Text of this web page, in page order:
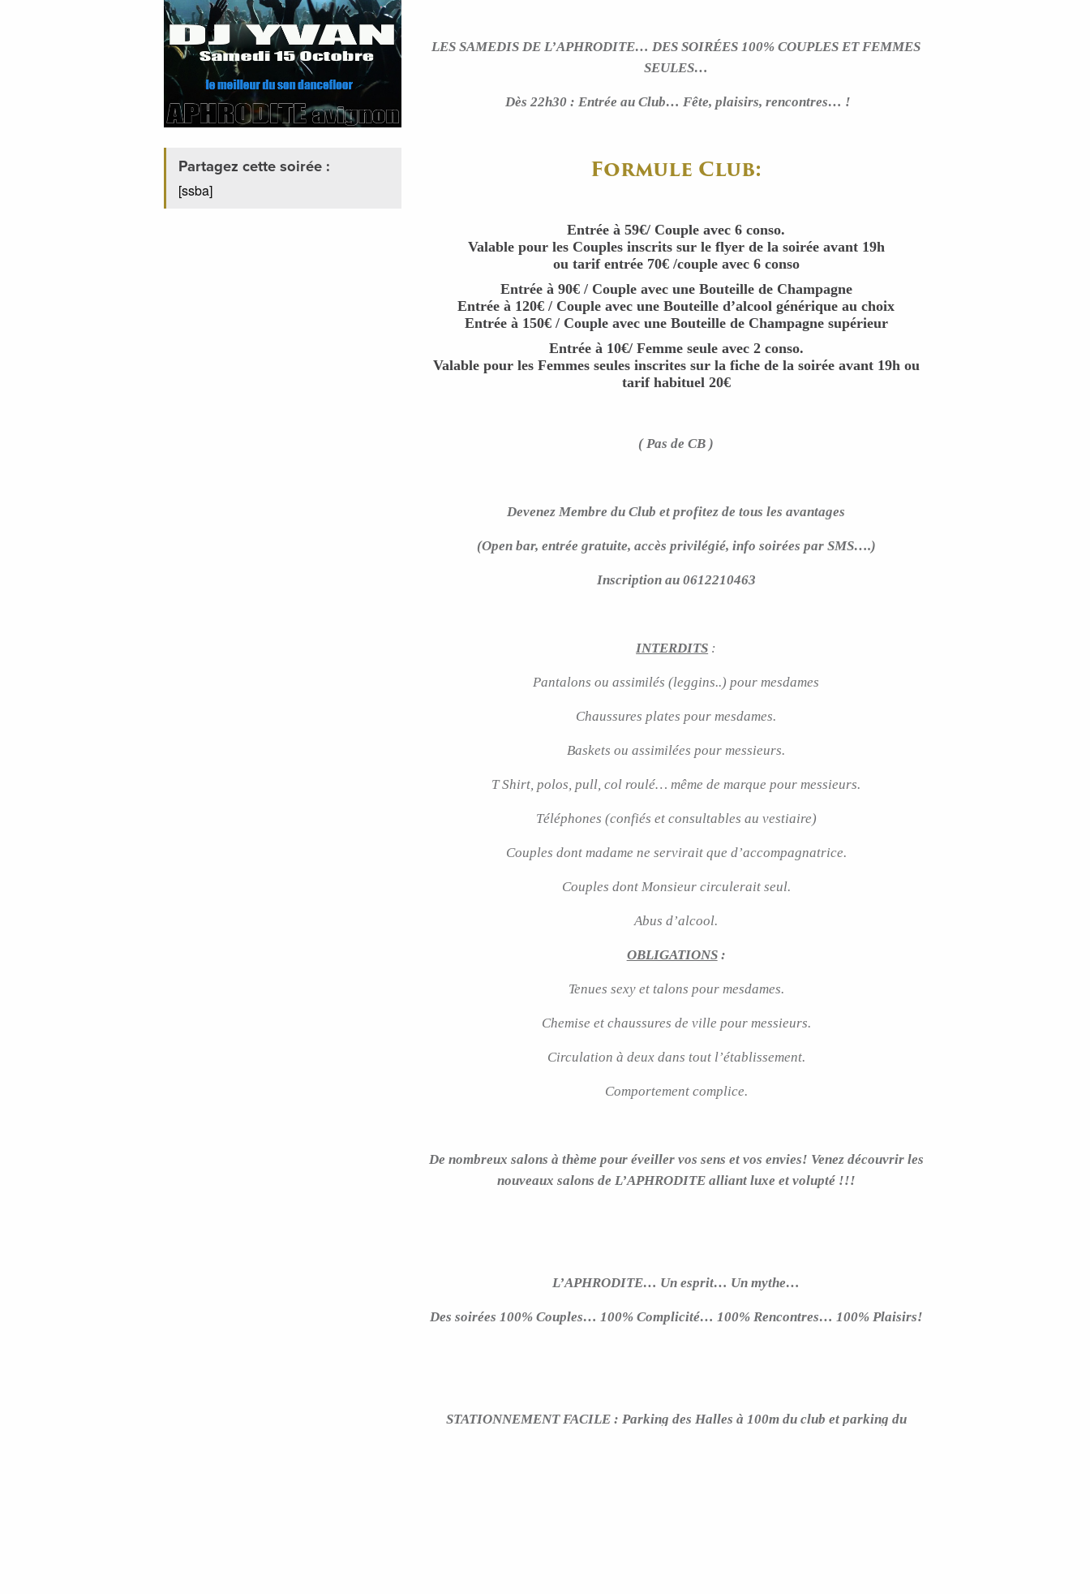
LES SAMEDIS DE L’APHRODITE… DES SOIRÉES 100% COUPLES ET FEMMES
SEULES…
Dès 22h30 : Entrée au Club… Fête, plaisirs, rencontres… !
Formule Club:
Entrée à 59€/ Couple avec 6 conso.
Valable pour les Couples inscrits sur le flyer de la soirée avant 19h
ou tarif entrée 70€ /couple avec 6 conso
Entrée à 90€ / Couple avec une Bouteille de Champagne
Entrée à 120€ / Couple avec une Bouteille d’alcool générique au choix
Entrée à 150€ / Couple avec une Bouteille de Champagne supérieur
Entrée à 10€/ Femme seule avec 2 conso.
Valable pour les Femmes seules inscrites sur la fiche de la soirée avant 19h ou
tarif habituel 20€
( Pas de CB )
Devenez Membre du Club et profitez de tous les avantages
(Open bar, entrée gratuite, accès privilégié, info soirées par SMS….)
Inscription au 0612210463
INTERDITS :
Pantalons ou assimilés (leggins..) pour mesdames
Chaussures plates pour mesdames.
Baskets ou assimilées pour messieurs.
T Shirt, polos, pull, col roulé… même de marque pour messieurs.
Téléphones (confiés et consultables au vestiaire)
Couples dont madame ne servirait que d’accompagnatrice.
Couples dont Monsieur circulerait seul.
Abus d’alcool.
OBLIGATIONS:
Tenues sexy et talons pour mesdames.
Chemise et chaussures de ville pour messieurs.
Circulation à deux dans tout l’établissement.
Comportement complice.
De nombreux salons à thème pour éveiller vos sens et vos envies! Venez découvrir les
nouveaux salons de L’APHRODITE alliant luxe et volupté !!!
L’APHRODITE… Un esprit… Un mythe…
Des soirées 100% Couples… 100% Complicité… 100% Rencontres… 100% Plaisirs!
STATIONNEMENT FACILE : Parking des Halles à 100m du club et parking du
Partagez cette soirée :
[ssba]